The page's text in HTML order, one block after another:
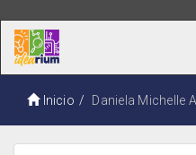
Inicio Daniela Michelle